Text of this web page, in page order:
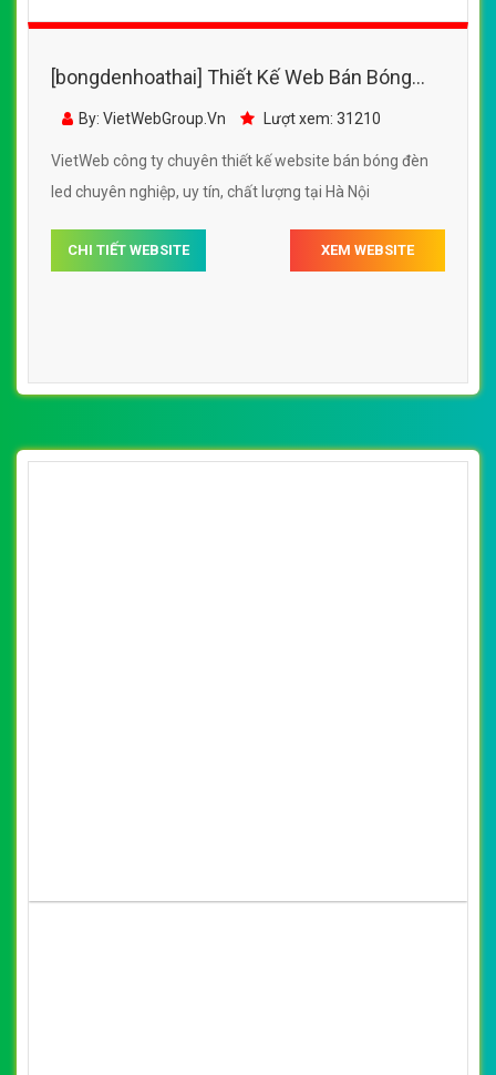
[bongdenhoathai] Thiết Kế Web Bán Bóng
Đèn Led Jled đẹp, chuyên nghiệp chuẩn SEO
By: VietWebGroup.Vn Lượt xem: 31210
VietWeb công ty chuyên thiết kế website bán bóng đèn
led chuyên nghiệp, uy tín, chất lượng tại Hà Nội
CHI TIẾT WEBSITE XEM WEBSITE